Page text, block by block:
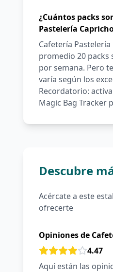
¿Cuántos packs
Pastelería
Cafetería
promedio 20 packs
por semana. Pero
varía según los
Recordatorio:
Magic Bag Tracker
Descubre
Acércate a este
ofrecerte
Opiniones de
4.47
Aquí están las